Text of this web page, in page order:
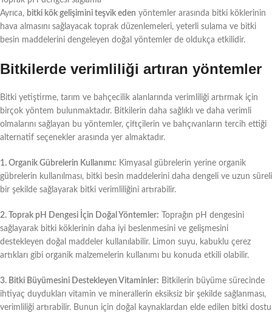
Ayrıca, bitki kök gelişimini teşvik eden yöntemler arasında bitki köklerinin
hava almasını sağlayacak toprak düzenlemeleri, yeterli sulama ve bitki
besin maddelerini dengeleyen doğal yöntemler de oldukça etkilidir.
Bitkilerde verimliliği artıran yöntemler
Bitki yetiştirme, tarım ve bahçecilik alanlarında verimliliği artırmak için
birçok yöntem bulunmaktadır. Bitkilerin daha sağlıklı ve daha verimli
olmalarını sağlayan bu yöntemler, çiftçilerin ve bahçıvanların tercih ettiği
alternatif seçenekler arasında yer almaktadır.
1. Organik Gübrelerin Kullanımı: Kimyasal gübrelerin yerine organik
gübrelerin kullanılması, bitki besin maddelerini daha dengeli ve uzun süreli
bir şekilde sağlayarak bitki verimliliğini artırabilir.
2. Toprak pH Dengesi İçin Doğal Yöntemler: Toprağın pH dengesini
sağlayarak bitki köklerinin daha iyi beslenmesini ve gelişmesini
destekleyen doğal maddeler kullanılabilir. Limon suyu, kabuklu çerez
artıkları gibi organik malzemelerin kullanımı bu konuda etkili olabilir.
3. Bitki Büyümesini Destekleyen Vitaminler: Bitkilerin büyüme sürecinde
ihtiyaç duydukları vitamin ve minerallerin eksiksiz bir şekilde sağlanması,
verimliliği artırabilir. Bunun için doğal kaynaklardan elde edilen bitki dostu